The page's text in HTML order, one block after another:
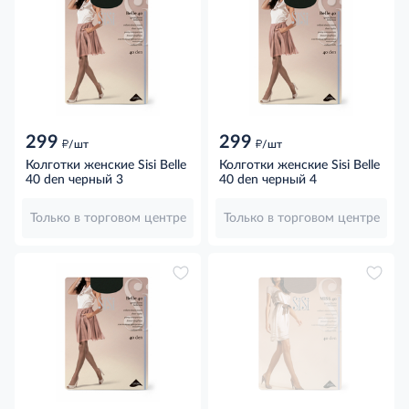
299 д/шт
Колготки женские Sisi Belle
40 den черный 3
Только в торговом центре
299 д/шт
Колготки женские Sisi Belle
40 den черный 4
Только в торговом центре